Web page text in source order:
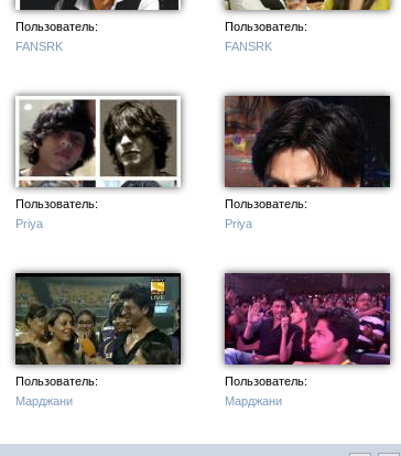
Пользователь:
FANSRK
Пользователь:
FANSRK
Пользователь:
Priya
Пользователь:
Priya
Пользователь:
Марджани
Пользователь:
Марджани